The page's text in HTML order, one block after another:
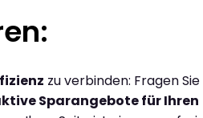
zu verbinden: Fragen Sie
Sparangebote für Ihren